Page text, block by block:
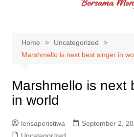
Home
Uncategorized
Marshmello is next best singer in
Marshmello is next
in world
lensaperistiwa September 2,